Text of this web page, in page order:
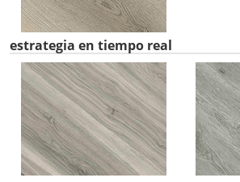
estrategia en tiempo real